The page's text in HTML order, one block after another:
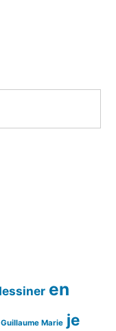
en
Guillaume Marie je